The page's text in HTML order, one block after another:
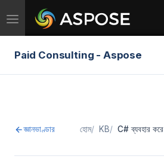
Toggle
navigation
Paid Consulting - Aspose
জ্ঞানভাণ্ডার হোম KB C# ব্যবহার